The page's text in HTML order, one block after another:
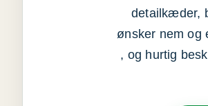
detailkæder,
ønsker nem og
, og hurtig